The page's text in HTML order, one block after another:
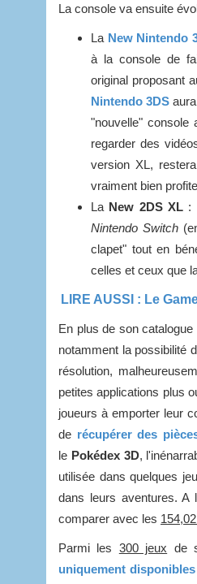
La console va ensuite
La New Nintendo
à la console de
original proposant
Nintendo 3DS
"nouvelle"
regarder des
version XL,
vraiment bien
La New 2DS XL:
Nintendo Switch
clapet" tout en
celles et ceux que
LIRE AUSSI : Le
En plus de son
notamment la possibilité
résolution,
petites applications plus
joueurs à emporter leur
de récupérer des
le Pokédex 3D,
utilisée dans quelques
dans leurs aventures. A
comparer avec les
Parmi les 300 jeux de
uniquement